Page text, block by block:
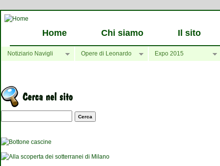
Home Chi siamo Il sito
Notiziario Navigli Opere di Leonardo Expo 2015
Maschera di ricerca